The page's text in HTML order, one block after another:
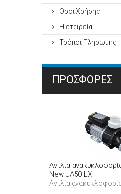
Όροι Χρήσης
Η εταιρεία
Τρόποι Πληρωμής
ΠΡΟΣΦΟΡΈΣ
Αντλία
New JA50 LX
Αντλία